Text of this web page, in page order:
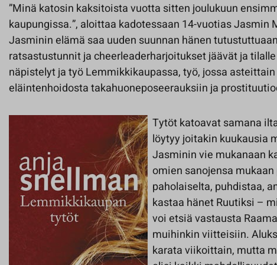
”Minä katosin kaksitoista vuotta sitten joulukuun
kaupungissa.”, aloittaa kadotessaan 14-vuotias Jasmin
Jasminin elämä saa uuden suunnan hänen
ratsastustunnit ja cheerleaderharjoitukset jäävät ja
näpistelyt ja työ Lemmikkikaupassa, työ, jossa
eläintenhoidosta takahuoneposeerauksiin ja
Tytöt katoavat samana
löytyy joitakin kuukausia
Jasminin vie mukanaan
omien sanojensa
paholaiselta, puhdistaa,
kastaa hänet Ruutiksi –
voi etsiä vastausta
muihinkin viitteisiin.
karata viikoittain, mutta